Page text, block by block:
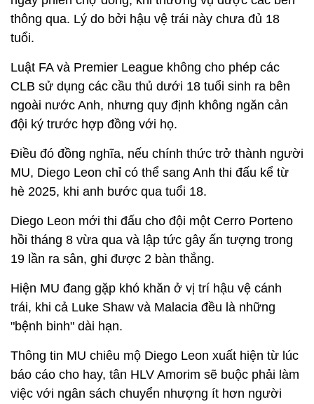
thông qua. Lý do bởi hậu vệ trái này chưa đủ 18
tuổi.
Luật FA và Premier League không cho phép các
CLB sử dụng các cầu thủ dưới 18 tuổi sinh ra bên
ngoài nước Anh, nhưng quy định không ngăn cản
đội ký trước hợp đồng với họ.
Điều đó đồng nghĩa, nếu chính thức trở thành người
MU, Diego Leon chỉ có thể sang Anh thi đấu kể từ
hè 2025, khi anh bước qua tuổi 18.
Diego Leon mới thi đấu cho đội một Cerro Porteno
hồi tháng 8 vừa qua và lập tức gây ấn tượng trong
19 lần ra sân, ghi được 2 bàn thắng.
Hiện MU đang gặp khó khăn ở vị trí hậu vệ cánh
trái, khi cả Luke Shaw và Malacia đều là những
"bệnh binh" dài hạn.
Thông tin MU chiêu mộ Diego Leon xuất hiện từ lúc
báo cáo cho hay, tân HLV Amorim sẽ buộc phải làm
việc với ngân sách chuyển nhượng ít hơn người